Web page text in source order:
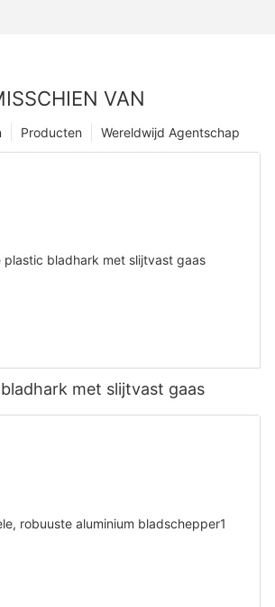
VAN
Wereldwijd Agentschap
Producten
met slijtvast gaas